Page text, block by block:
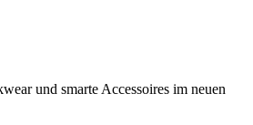
und smarte Accessoires im neuen